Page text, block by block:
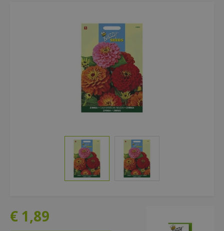
€ 1,89